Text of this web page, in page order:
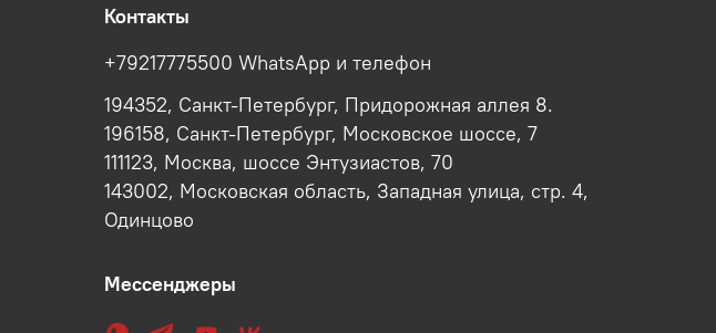
Контакты
+79217775500 WhatsApp и телефон
194352, Санкт-Петербург, Придорожная аллея 8.
196158, Санкт-Петербург, Московское шоссе, 7
111123, Москва, шоссе Энтузиастов, 70
143002, Московская область, Западная улица, стр. 4,
Одинцово
Мессенджеры